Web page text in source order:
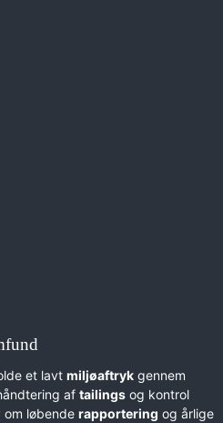
et lavt miljøaftryk gennem
af tailings og kontrol
om løbende rapportering og årlige